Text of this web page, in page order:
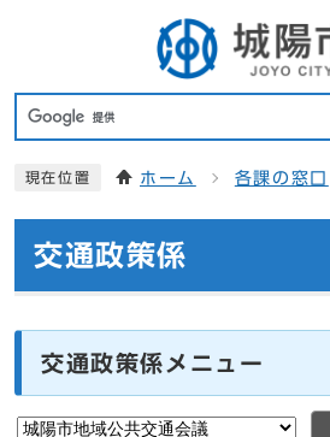
現在位置 ホーム 各課の窓口
交通政策係
交通政策係メニュー